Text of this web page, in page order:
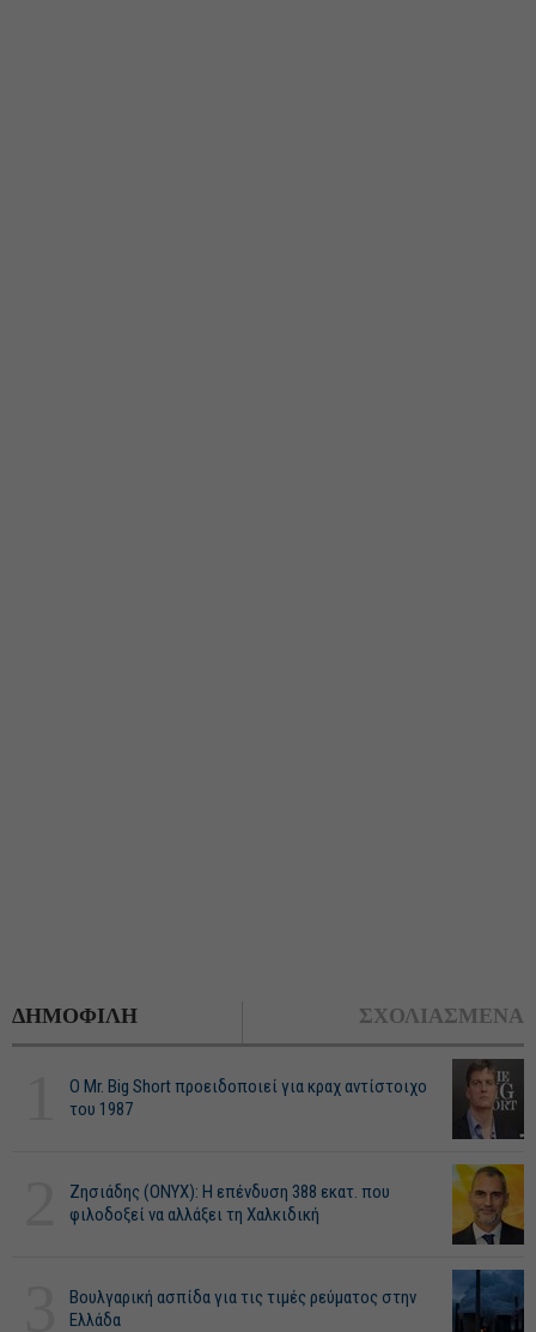
ΔΗΜΟΦΙΛΗ ΣΧΟΛΙΑΣΜΕΝΑ
O Mr. Big Short προειδοποιεί για κραχ αντίστοιχο
του 1987
Ζησιάδης (ONYX): Η επένδυση 388 εκατ. που
φιλοδοξεί να αλλάξει τη Χαλκιδική
Βουλγαρική ασπίδα για τις τιμές ρεύματος στην
Ελλάδα